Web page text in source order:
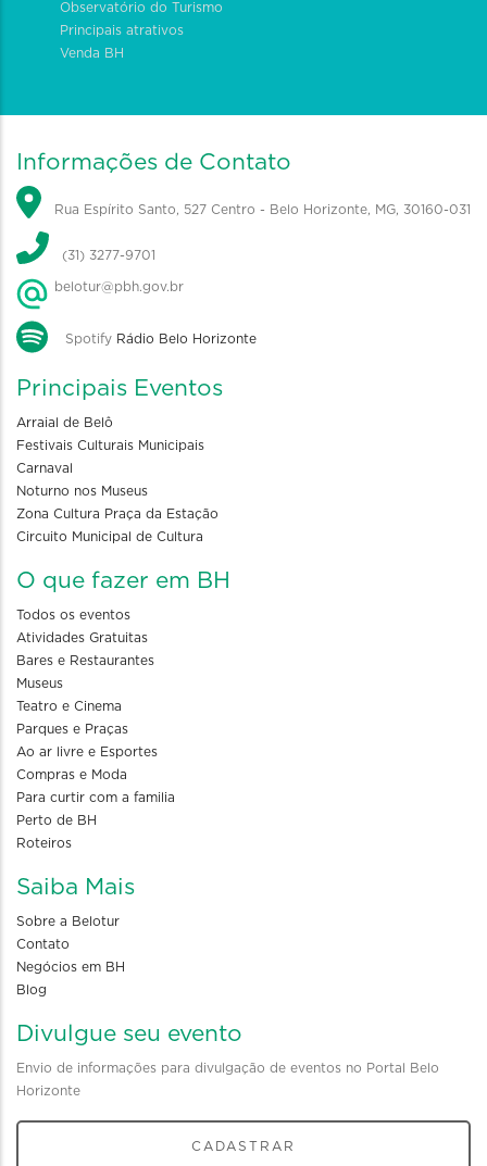
Observatório do Turismo
Principais atrativos
Venda BH
Informações de Contato
Rua Espírito Santo, 527 Centro - Belo Horizonte, MG, 30160-031
(31) 3277-9701
belotur@pbh.gov.br
Spotify Rádio Belo Horizonte
Principais Eventos
Arraial de Belô
Festivais Culturais Municipais
Carnaval
Noturno nos Museus
Zona Cultura Praça da Estação
Circuito Municipal de Cultura
O que fazer em BH
Todos os eventos
Atividades Gratuitas
Bares e Restaurantes
Museus
Teatro e Cinema
Parques e Praças
Ao ar livre e Esportes
Compras e Moda
Para curtir com a familia
Perto de BH
Roteiros
Saiba Mais
Sobre a Belotur
Contato
Negócios em BH
Blog
Divulgue seu evento
Envio de informações para divulgação de eventos no Portal Belo
Horizonte
CADASTRAR